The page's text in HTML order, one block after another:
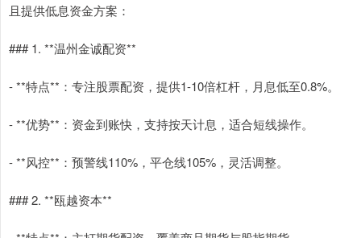
且提供低息资金方案：
### 1. **温州金诚配资**
- **特点**：专注股票配资，提供1-10倍杠杆，月息低至0.8%。
- **优势**：资金到账快，支持按天计息，适合短线操作。
- **风控**：预警线110%，平仓线105%，灵活调整。
### 2. **瓯越资本**